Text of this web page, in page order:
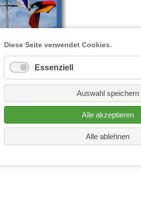
________________________
Diese Seite verwendet Cookies.
Essenziell
Auswahl speichern
Alle akzeptieren
Alle ablehnen